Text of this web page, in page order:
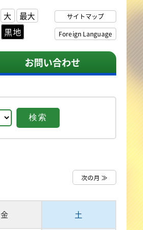
大 最大
黒地
サイトマップ
Foreign Language
お問い合わせ
次の月 ≫
金 土